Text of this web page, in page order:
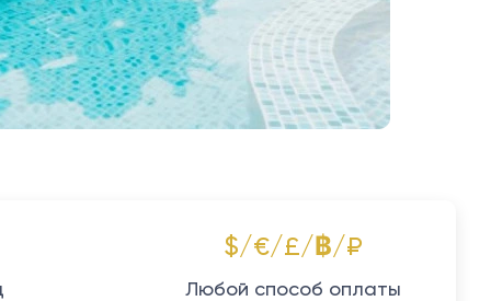
$/€/£/฿/₽
Любой способ оплаты